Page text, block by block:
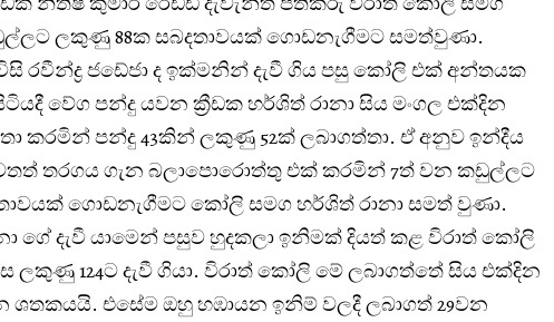
ලකුණු 88ක සබදතාවයක් ගොඩනැගීමට සමත්වුණා.
රවීන්ද්‍ර ජඩේජා ද ඉක්මනින් දැවී ගිය පසු කෝලි එක් අන්තයක
වේග පන්දු යවන ක්‍රීඩක හර්ශිත් රානා සිය මංගල එක්දින
කරමින් පන්දු 43කින් ලකුණු 52ක් ලබාගත්තා. ඒ අනුව ඉන්දීය
තරගය ගැන බලාපොරොත්තු එක් කරමින් 7ත් වන කඩුල්ලට
ගොඩනැගීමට කෝලි සමග හර්ශිත් රානා සමත් වුණා.
ගේ දැවී යාමෙන් පසුව හුදකලා ඉනිමක් දියත් කළ විරාත් කෝලි
ලකුණු 124ට දැවී ගියා. විරාත් කෝලි මේ ලබාගත්තේ සිය එක්දින
ශතකයයි. එසේම ඔහු හඹායන ඉනිම් වලදී ලබාගත් 29වන